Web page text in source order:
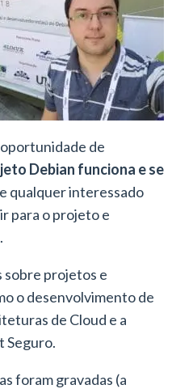
de
Debian funciona e se
qualquer interessado
para o projeto e
sobre projetos e
o desenvolvimento de
de Cloud e a
Seguro.
foram gravadas (a